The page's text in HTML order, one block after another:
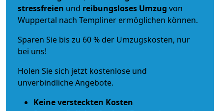
stressfreien und reibungsloses Umzug von
Wuppertal nach Templiner ermöglichen können.
Sparen Sie bis zu 60 % der Umzugskosten, nur
bei uns!
Holen Sie sich jetzt kostenlose und
unverbindliche Angebote.
Keine versteckten Kosten